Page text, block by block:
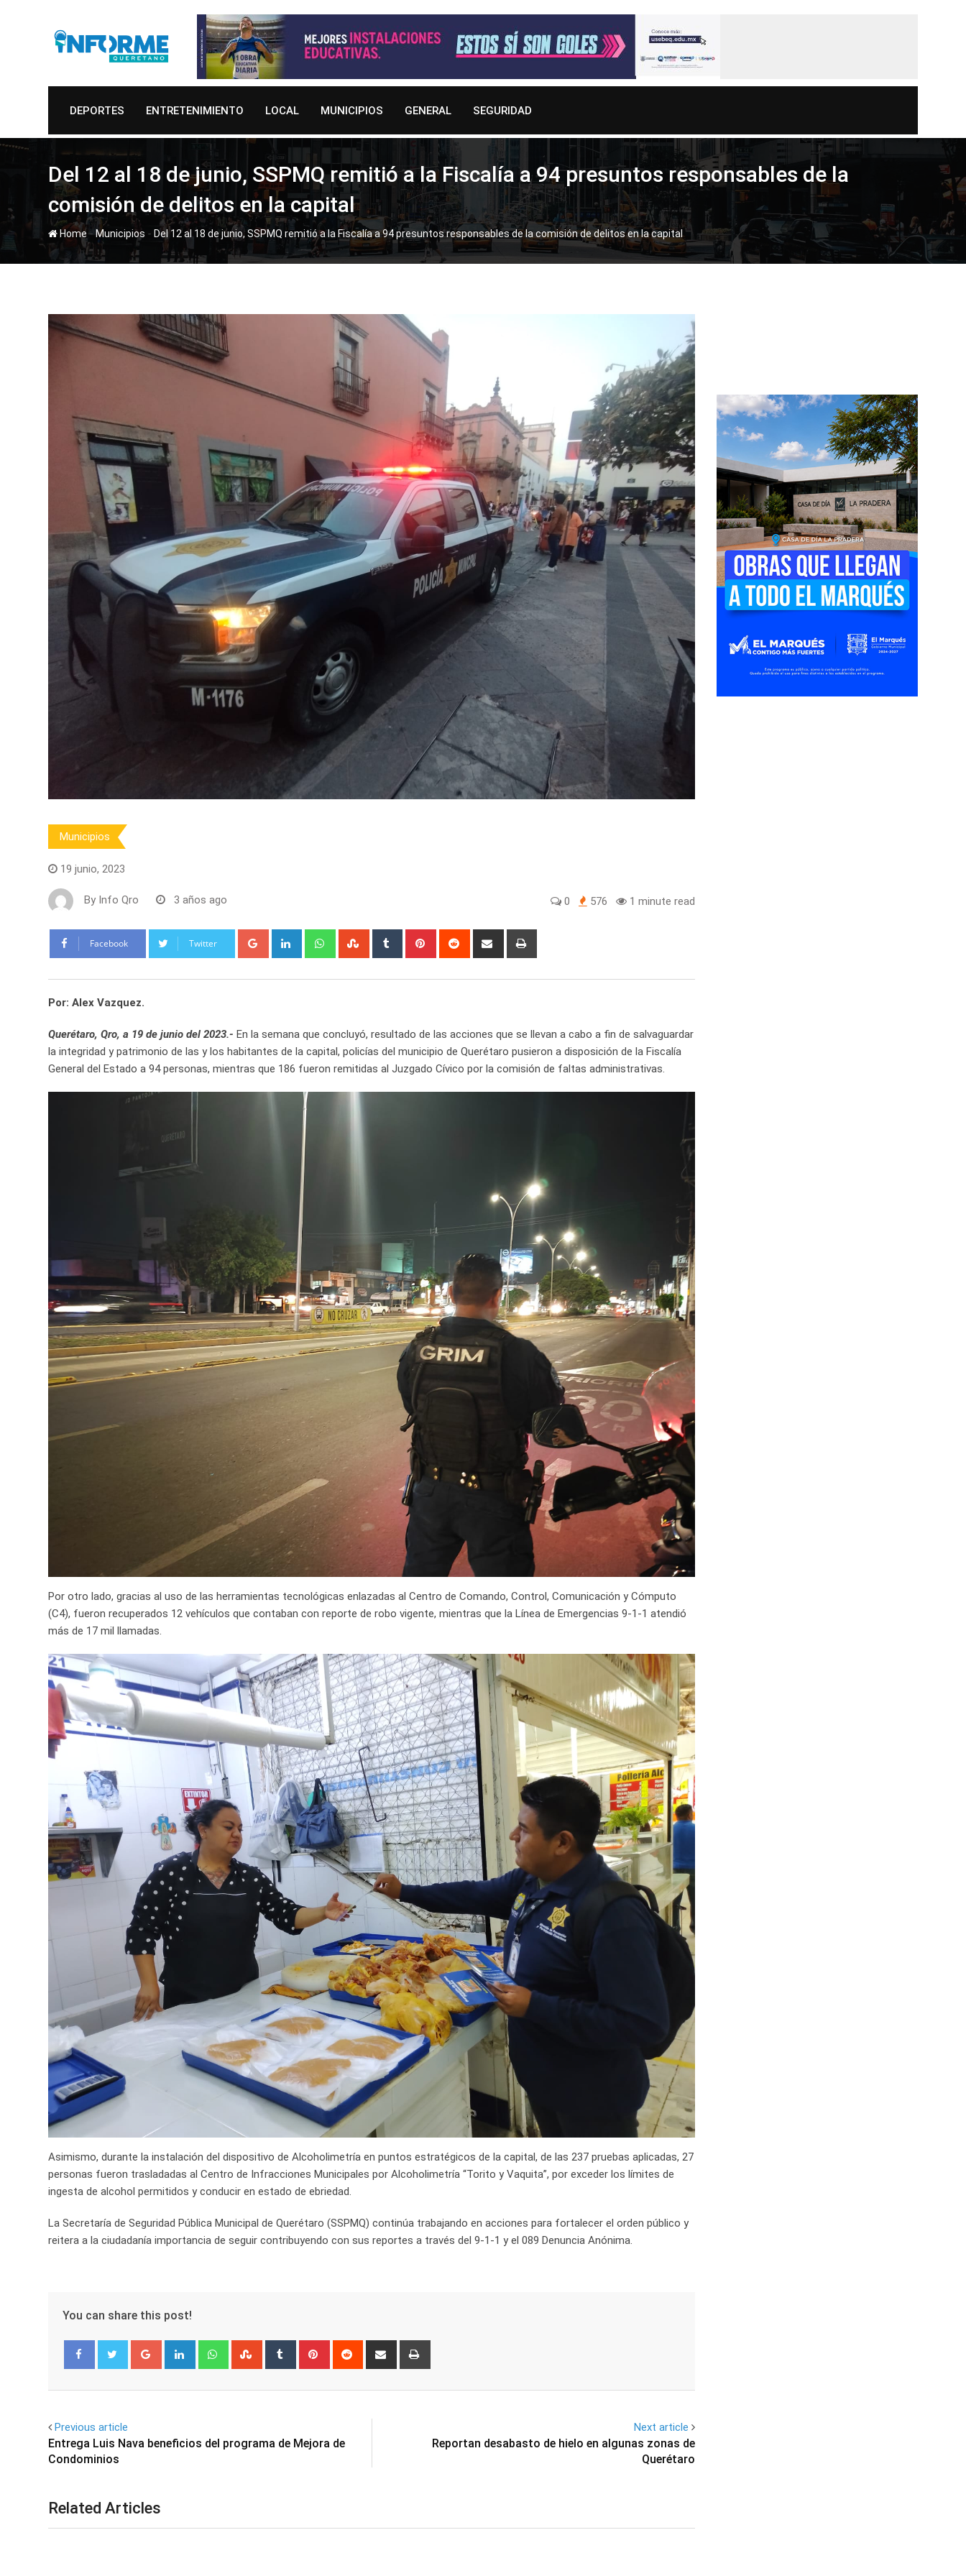
DEPORTES ENTRETENIMIENTO LOCAL MUNICIPIOS GENERAL SEGURIDAD
Del 12 al 18 de junio, SSPMQ remitió a la Fiscalía a 94 presuntos responsables de la
comisión de delitos en la capital
Home-Municipios - Del 12 al 18 de junio, SSPMQ remitió a la Fiscalía a 94 presuntos responsables de la comisión de delitos en la capital
Municipios
19 junio, 2023
By Info Qro 3 años ago 0 576 1 minute read
Facebook Twitter Google+ LinkedIn WhatsappStumbleUpon
Tumblr Pinterest Reddit
Share
Por: Alex Vazquez.
Querétaro, Qro, a 19 de junio del 2023.- En la semana que concluyó, resultado de las acciones que se llevan a cabo a fin de salvaguardar
la integridad y patrimonio de las y los habitantes de la capital, policías del municipio de Querétaro pusieron a disposición de la Fiscalía
General del Estado a 94 personas, mientras que 186 fueron remitidas al Juzgado Cívico por la comisión de faltas administrativas.
Por otro lado, gracias al uso de las herramientas tecnológicas enlazadas al Centro de Comando, Control, Comunicación y Cómputo
(C4), fueron recuperados 12 vehículos que contaban con reporte de robo vigente, mientras que la Línea de Emergencias 9-1-1 atendió
más de 17 mil llamadas.
Asimismo, durante la instalación del dispositivo de Alcoholimetría en puntos estratégicos de la capital, de las 237 pruebas aplicadas, 27
personas fueron trasladadas al Centro de Infracciones Municipales por Alcoholimetría “Torito y Vaquita”, por exceder los límites de
ingesta de alcohol permitidos y conducir en estado de ebriedad.
La Secretaría de Seguridad Pública Municipal de Querétaro (SSPMQ) continúa trabajando en acciones para fortalecer el orden público y
reitera a la ciudadanía importancia de seguir contribuyendo con sus reportes a través del 9-1-1 y el 089 Denuncia Anónima.
You can share this post!
Google+ LinkedIn WhatsappStumbleUpon
Tumblr Pinterest Reddit
Share
Previous article
Entrega Luis Nava beneficios del programa de Mejora de
Condominios
Next article
Reportan desabasto de hielo en algunas zonas de
Querétaro
Related Articles